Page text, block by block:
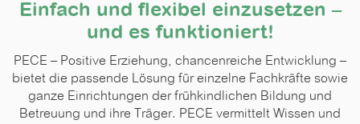
Einfach und flexibel einzusetzen –
und es funktioniert!
PECE – Positive Erziehung, chancenreiche Entwicklung –
bietet die passende Lösung für einzelne Fachkräfte sowie
ganze Einrichtungen der frühkindlichen Bildung und
Betreuung und ihre Träger. PECE vermittelt Wissen und